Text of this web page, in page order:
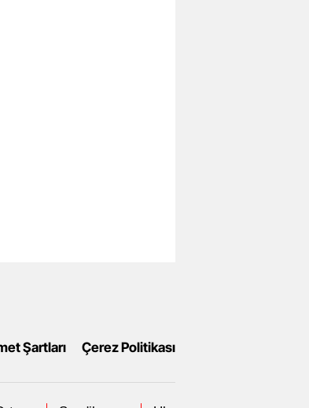
Şartları Çerez Politikası